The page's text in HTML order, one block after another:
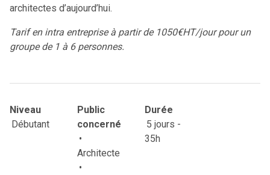
architectes d’aujourd’hui.
Tarif en intra entreprise à partir de 1050€HT/jour pour un
groupe de 1 à 6 personnes.
Niveau
Débutant
Public
concerné
•
Architecte
•
Durée
5 jours -
35h